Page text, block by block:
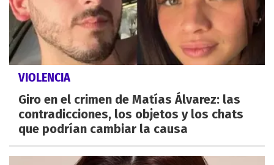
VIOLENCIA
Giro en el crimen de Matías Álvarez: las
contradicciones, los objetos y los chats
que podrían cambiar la causa